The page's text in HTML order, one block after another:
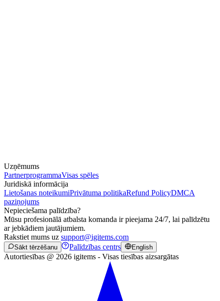
Uzņēmums
PartnerprogrammaVisas spēles
Juridiskā informācija
Lietošanas noteikumiPrivātuma politikaRefund PolicyDMCA
paziņojums
Nepieciešama palīdzība?
Mūsu profesionālā atbalsta komanda ir pieejama 24/7, lai palīdzētu
ar jebkādiem jautājumiem.
Rakstiet mums uz support@igitems.com
Sākt tērzēšanu Palīdzības centrs English
Autortiesības @ 2026 igitems - Visas tiesības aizsargātas